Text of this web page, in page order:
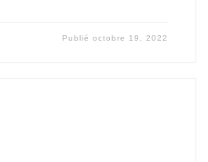
Publiéoctobre 19, 2022